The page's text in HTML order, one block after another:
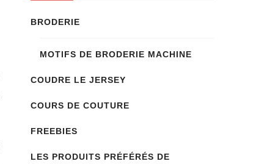
BRODERIE
MOTIFS DE BRODERIE MACHINE
COUDRE LE JERSEY
COURS DE COUTURE
FREEBIES
LES PRODUITS PRÉFÉRÉS DE